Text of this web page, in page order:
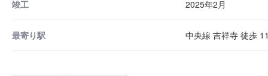
竣工 2025年2月
最寄り駅 中央線 吉祥寺 徒歩